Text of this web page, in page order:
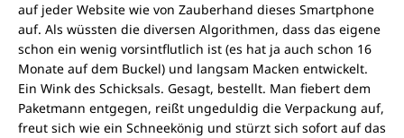
auf jeder Website wie von Zauberhand dieses Smartphone
auf. Als wüssten die diversen Algorithmen, dass das eigene
schon ein wenig vorsintflutlich ist (es hat ja auch schon 16
Monate auf dem Buckel) und langsam Macken entwickelt.
Ein Wink des Schicksals. Gesagt, bestellt. Man fiebert dem
Paketmann entgegen, reißt ungeduldig die Verpackung auf,
freut sich wie ein Schneekönig und stürzt sich sofort auf das